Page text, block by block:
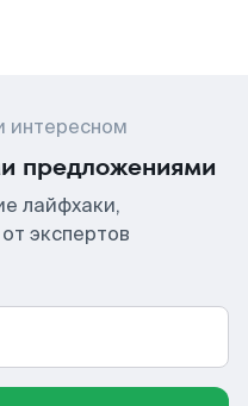
интересном
предложениями
лайфхаки,
экспертов